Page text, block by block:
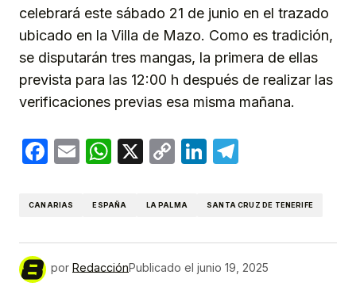
celebrará este sábado 21 de junio en el trazado
ubicado en la Villa de Mazo. Como es tradición,
se disputarán tres mangas, la primera de ellas
prevista para las 12:00 h después de realizar las
verificaciones previas esa misma mañana.
Facebook
EmailWhatsApp
X
CopyLinkedIn
CANARIAS ESPAÑA LA PALMA SANTA CRUZ DE TENERIFE
por RedacciónPublicado el junio 19, 2025